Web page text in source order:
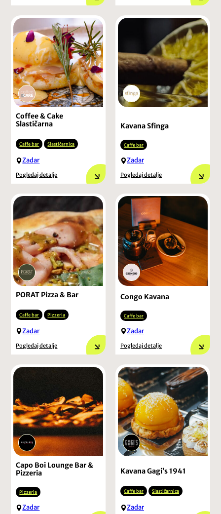
Coffee & Cake
Slastičarna
Caffe bar Slastičarnica
Zadar
Pogledaj detalje
Kavana Sfinga
Caffe bar
Zadar
Pogledaj detalje
PORAT Pizza & Bar
Caffe bar Pizzeria
Zadar
Pogledaj detalje
Congo Kavana
Caffe bar
Zadar
Pogledaj detalje
Capo Boi Lounge Bar &
Pizzeria
Pizzeria
Zadar
Kavana Gagi’s 1941
Caffe bar Slastičarnica
Zadar